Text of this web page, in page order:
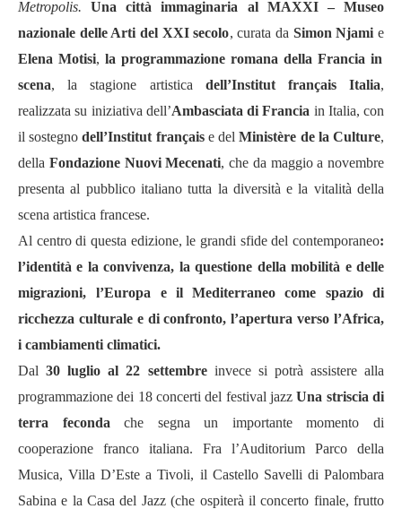
Metropolis.Una città immaginaria al MAXXI – Museo
nazionale delle Arti del XXI secolo, curata da Simon Njamie
Elena Motisi, la programmazione romana della Francia in
scena, la stagione artistica dell’Institut français Italia,
realizzata su iniziativa dell’Ambasciata di Francia in Italia, con
il sostegnodell’Institut française delMinistère de la Culture,
della Fondazione Nuovi Mecenati, che da maggio a novembre
presenta al pubblico italiano tutta la diversità e la vitalità della
scena artistica francese.
Al centro di questa edizione, le grandi sfide del contemporaneo:
l’identità e la convivenza, la questione della mobilità e delle
migrazioni,
l’Europa e il Mediterraneo come spazio di
ricchezza culturale e di confronto, l’apertura verso l’Africa,
i cambiamenti climatici.
Dal30 luglio al 22 settembreinvece si potrà assistere alla
programmazione dei 18 concerti del festival jazzUna striscia di
terra feconda che segna un importante momento di
cooperazione franco italiana. Fra l’Auditorium Parco della
Musica, Villa D’Este a Tivoli, il Castello Savelli di Palombara
Sabina e la Casa del Jazz (che ospiterà il concerto finale, frutto